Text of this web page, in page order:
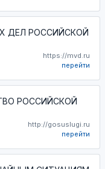
ДЕЛ РОССИЙСКОЙ
https://mvd.ru
перейти
РОССИЙСКОЙ
http://gosuslugi.ru
перейти